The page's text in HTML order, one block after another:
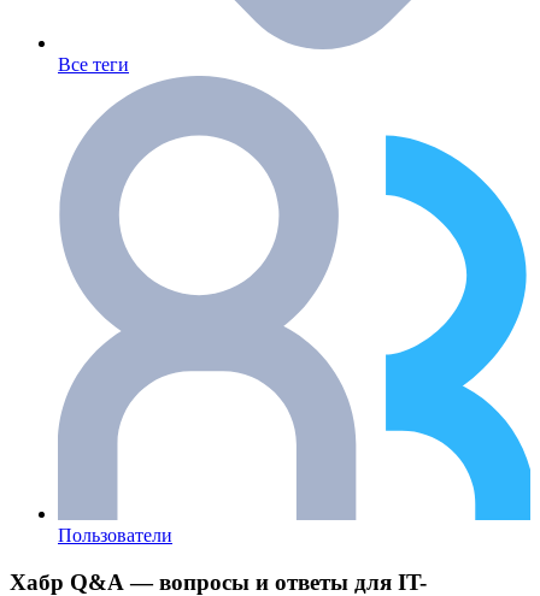
Все теги
Пользователи
Хабр Q&A — вопросы и ответы для IT-